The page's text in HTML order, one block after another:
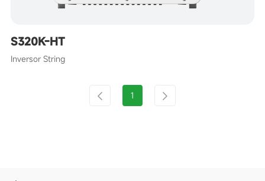
S320K-HT
Inversor String
1